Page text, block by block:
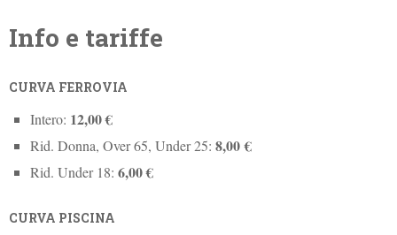
Info e tariffe
CURVA FERROVIA
Intero: 12,00 €
Rid. Donna, Over 65, Under 25:8,00€
Rid. Under 18:6,00 €
CURVA PISCINA